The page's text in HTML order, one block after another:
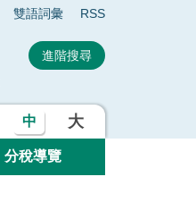
雙語詞彙 RSS
中 大
分稅導覽